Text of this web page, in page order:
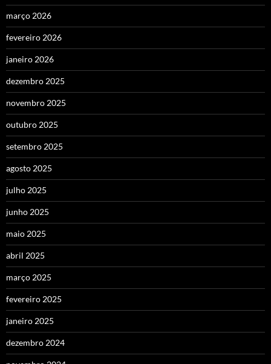
março 2026
fevereiro 2026
janeiro 2026
dezembro 2025
novembro 2025
outubro 2025
setembro 2025
agosto 2025
julho 2025
junho 2025
maio 2025
abril 2025
março 2025
fevereiro 2025
janeiro 2025
dezembro 2024